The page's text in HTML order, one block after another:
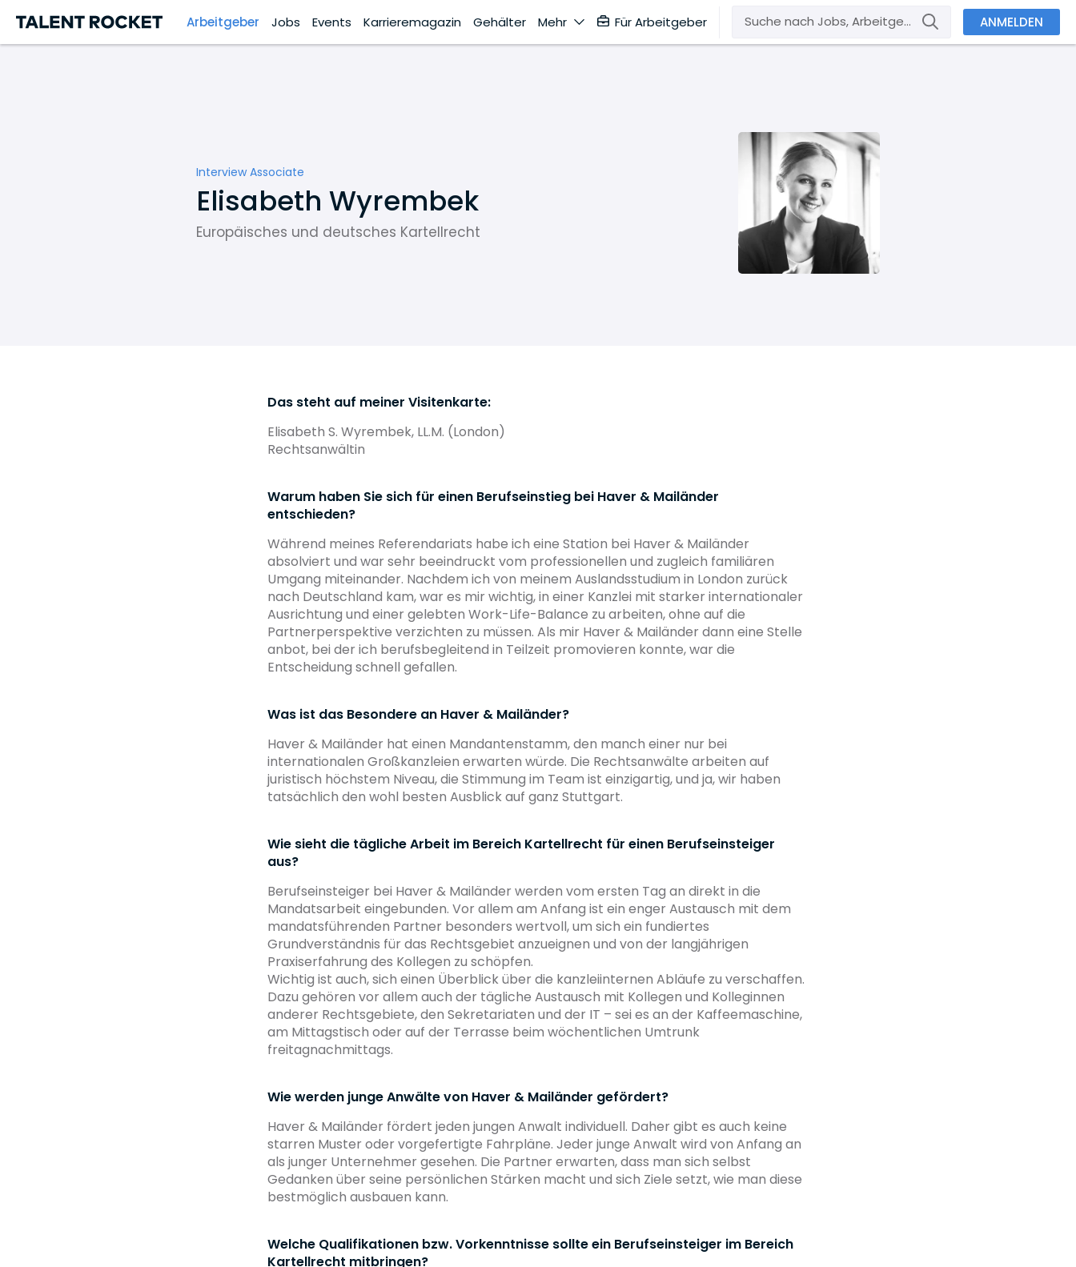
Arbeitgeber Jobs Events Karrieremagazin Gehälter Mehr Für Arbeitgeber ANMELDEN
Interview Associate
Elisabeth Wyrembek
Europäisches und deutsches Kartellrecht
Das steht auf meiner Visitenkarte:
Elisabeth S. Wyrembek, LL.M. (London)
Rechtsanwältin
Warum haben Sie sich für einen Berufseinstieg bei Haver & Mailänder
entschieden?
Während meines Referendariats habe ich eine Station bei Haver & Mailänder
absolviert und war sehr beeindruckt vom professionellen und zugleich familiären
Umgang miteinander. Nachdem ich von meinem Auslandsstudium in London zurück
nach Deutschland kam, war es mir wichtig, in einer Kanzlei mit starker internationaler
Ausrichtung und einer gelebten Work-Life-Balance zu arbeiten, ohne auf die
Partnerperspektive verzichten zu müssen. Als mir Haver & Mailänder dann eine Stelle
anbot, bei der ich berufsbegleitend in Teilzeit promovieren konnte, war die
Entscheidung schnell gefallen.
Was ist das Besondere an Haver & Mailänder?
Haver & Mailänder hat einen Mandantenstamm, den manch einer nur bei
internationalen Großkanzleien erwarten würde. Die Rechtsanwälte arbeiten auf
juristisch höchstem Niveau, die Stimmung im Team ist einzigartig, und ja, wir haben
tatsächlich den wohl besten Ausblick auf ganz Stuttgart.
Wie sieht die tägliche Arbeit im Bereich Kartellrecht für einen Berufseinsteiger
aus?
Berufseinsteiger bei Haver & Mailänder werden vom ersten Tag an direkt in die
Mandatsarbeit eingebunden. Vor allem am Anfang ist ein enger Austausch mit dem
mandatsführenden Partner besonders wertvoll, um sich ein fundiertes
Grundverständnis für das Rechtsgebiet anzueignen und von der langjährigen
Praxiserfahrung des Kollegen zu schöpfen.
Wichtig ist auch, sich einen Überblick über die kanzleiinternen Abläufe zu verschaffen.
Dazu gehören vor allem auch der tägliche Austausch mit Kollegen und Kolleginnen
anderer Rechtsgebiete, den Sekretariaten und der IT – sei es an der Kaffeemaschine,
am Mittagstisch oder auf der Terrasse beim wöchentlichen Umtrunk
freitagnachmittags.
Wie werden junge Anwälte von Haver & Mailänder gefördert?
Haver & Mailänder fördert jeden jungen Anwalt individuell. Daher gibt es auch keine
starren Muster oder vorgefertigte Fahrpläne. Jeder junge Anwalt wird von Anfang an
als junger Unternehmer gesehen. Die Partner erwarten, dass man sich selbst
Gedanken über seine persönlichen Stärken macht und sich Ziele setzt, wie man diese
bestmöglich ausbauen kann.
Welche Qualifikationen bzw. Vorkenntnisse sollte ein Berufseinsteiger im Bereich
Kartellrecht mitbringen?